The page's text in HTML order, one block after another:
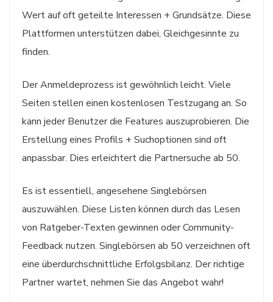
Wert auf oft geteilte Interessen + Grundsätze. Diese
Plattformen unterstützen dabei, Gleichgesinnte zu
finden.
Der Anmeldeprozess ist gewöhnlich leicht. Viele
Seiten stellen einen kostenlosen Testzugang an. So
kann jeder Benutzer die Features auszuprobieren. Die
Erstellung eines Profils + Suchoptionen sind oft
anpassbar. Dies erleichtert die Partnersuche ab 50.
Es ist essentiell, angesehene Singlebörsen
auszuwählen. Diese Listen können durch das Lesen
von Ratgeber-Texten gewinnen oder Community-
Feedback nutzen. Singlebörsen ab 50 verzeichnen oft
eine überdurchschnittliche Erfolgsbilanz. Der richtige
Partner wartet, nehmen Sie das Angebot wahr!